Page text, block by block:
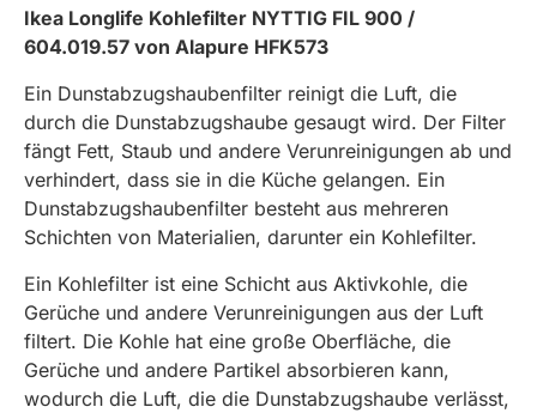
Ikea Longlife Kohlefilter NYTTIG FIL 900 /
604.019.57 von Alapure HFK573
Ein Dunstabzugshaubenfilter reinigt die Luft, die
durch die Dunstabzugshaube gesaugt wird. Der Filter
fängt Fett, Staub und andere Verunreinigungen ab und
verhindert, dass sie in die Küche gelangen. Ein
Dunstabzugshaubenfilter besteht aus mehreren
Schichten von Materialien, darunter ein Kohlefilter.
Ein Kohlefilter ist eine Schicht aus Aktivkohle, die
Gerüche und andere Verunreinigungen aus der Luft
filtert. Die Kohle hat eine große Oberfläche, die
Gerüche und andere Partikel absorbieren kann,
wodurch die Luft, die die Dunstabzugshaube verlässt,